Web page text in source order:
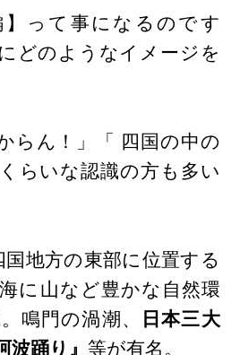
】って事になるのです
どのようなイメージを
らん！」「 四国の中の
らいな認識の方も多い
地方の東部に位置する
に山など豊かな自然環
鳴門の渦潮、
日本三大
波踊り』等が有名。